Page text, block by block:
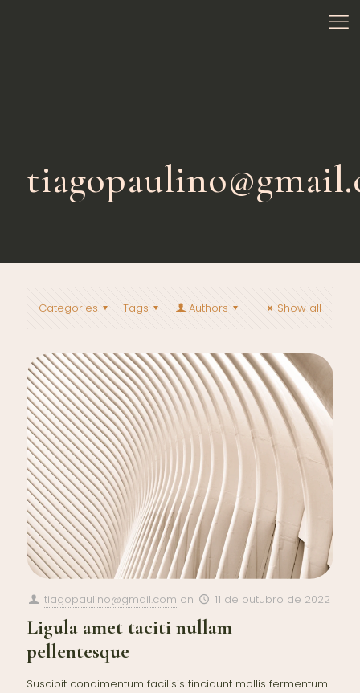
Categories Tags Authors Show all
tiagopaulino@gmail.com on 11 de outubro de 2022
Ligula amet taciti nullam
pellentesque
Suscipit condimentum facilisis tincidunt mollis fermentum